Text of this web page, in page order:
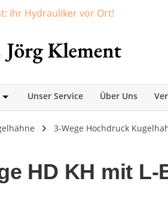
springen
Ihr Hydrauliker vor Ort!
Öffne oder Schließe das Dropdown
Unser Service Über Uns
3-Wege Hochdruck
HD KH mit